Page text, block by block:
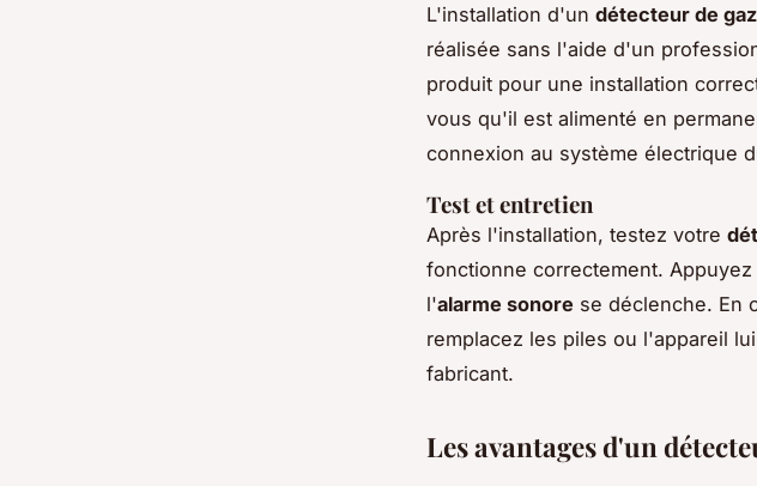
L'installation d'un détecteur de gaz
réalisée sans l'aide d'un
produit pour une installation
vous qu'il est alimenté en
connexion au système électrique
Test et entretien
Après l'installation, testez votre
fonctionne correctement.
l'alarme sonore se déclenche. En
remplacez les piles ou l'appareil
fabricant.
Les avantages d'un